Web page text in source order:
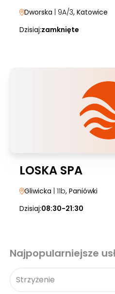
Dworska | 9A/3, Katowice
Dzisiaj:zamknięte
LOSKA SPA
Gliwicka | 11b, Paniówki
Dzisiaj:08:30-21:30
Najpopularniejsze
Strzyżenie